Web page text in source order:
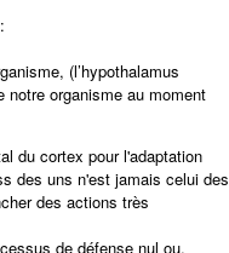
(l’hypothalamus
notre organisme au moment
du cortex pour l'adaptation
des uns n'est jamais celui des
des actions très
de défense nul ou,